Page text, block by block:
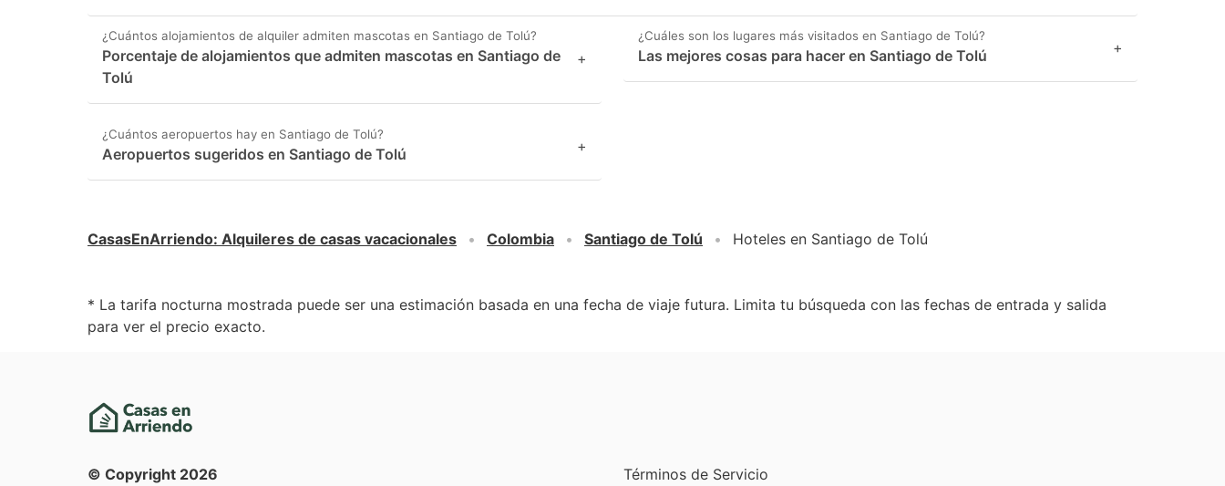
¿Cuántos alojamientos de alquiler admiten mascotas en Santiago de Tolú?
Porcentaje de alojamientos que admiten mascotas en Santiago de
Tolú
+
¿Cuáles son los lugares más visitados en Santiago de Tolú?
Las mejores cosas para hacer en Santiago de Tolú +
¿Cuántos aeropuertos hay en Santiago de Tolú?
Aeropuertos sugeridos en Santiago de Tolú +
CasasEnArriendo: Alquileres de casas vacacionales Colombia Santiago de Tolú Hoteles en Santiago de Tolú
* La tarifa nocturna mostrada puede ser una estimación basada en una fecha de viaje futura. Limita tu búsqueda con las fechas de entrada y salida
para ver el precio exacto.
© Copyright 2026 Términos de Servicio